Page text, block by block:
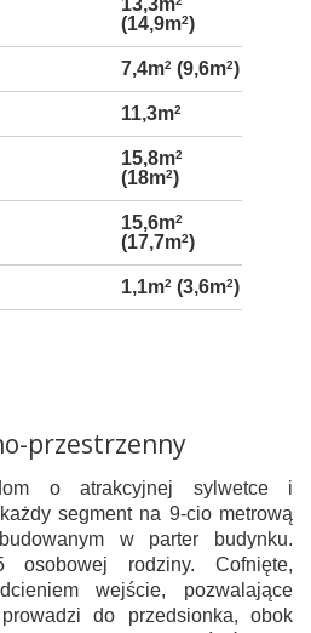
(14,9m2)
7,4m2(9,6m2)
11,3m2
15,8m2
(18m2)
15,6m2
(17,7m2)
1,1m2(3,6m2)
przestrzenny
o atrakcyjnej sylwetce i
segment na 9-cio metrową
w parter budynku.
osobowej rodziny. Cofnięte,
wejście, pozwalające
do przedsionka, obok